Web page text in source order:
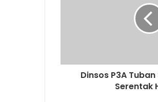
r
Dinsos P3A Tuban
Serentak